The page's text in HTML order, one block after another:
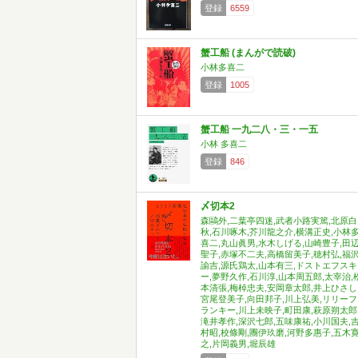
登録
6559
蟹工船 (まんがで読破)
小林多喜二
登録
1005
蟹工船 一九二八・三・一五
小林 多喜二
登録
846
〆切本2
森鷗外,二葉亭四迷,武者小路実篤,北原白
秋,石川啄木,芥川龍之介,横溝正史,小林多
喜二,丸山眞男,水木しげる,山崎豊子,田辺
聖子,赤塚不二夫,高橋留美子,穂村弘,福沢
諭吉,源氏鶏太,山本有三,ドストエフスキ
ー,夢野久作,石川淳,山本周五郎,太宰治,
本清張,梅棹忠夫,安岡章太郎,井上ひさし,
宮尾登美子,向田邦子,川上弘美,リリーフ
ランキー,川上未映子,町田康,萩原朔太郎,
滝井孝作,深沢七郎,五味康祐,小川国夫,
村昭,校條剛,團伊玖磨,河野多惠子,五木
之,片岡義男,堀辰雄